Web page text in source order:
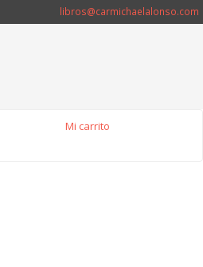
libros@carmichaelalonso.com
Mi carrito